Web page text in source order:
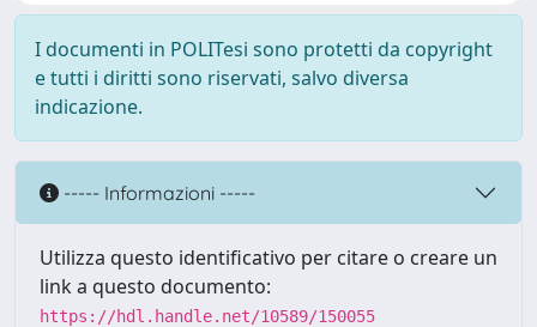
I documenti in POLITesi sono protetti da copyright
e tutti i diritti sono riservati, salvo diversa
indicazione.
----- Informazioni -----
Utilizza questo identificativo per citare o creare un
link a questo documento:
https://hdl.handle.net/10589/150055